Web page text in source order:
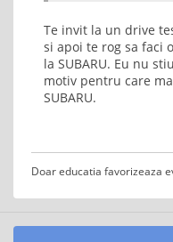
Te invit la un drive
si apoi te rog sa faci
la SUBARU. Eu nu
motiv pentru care
SUBARU.
Doar educatia favorizeaza